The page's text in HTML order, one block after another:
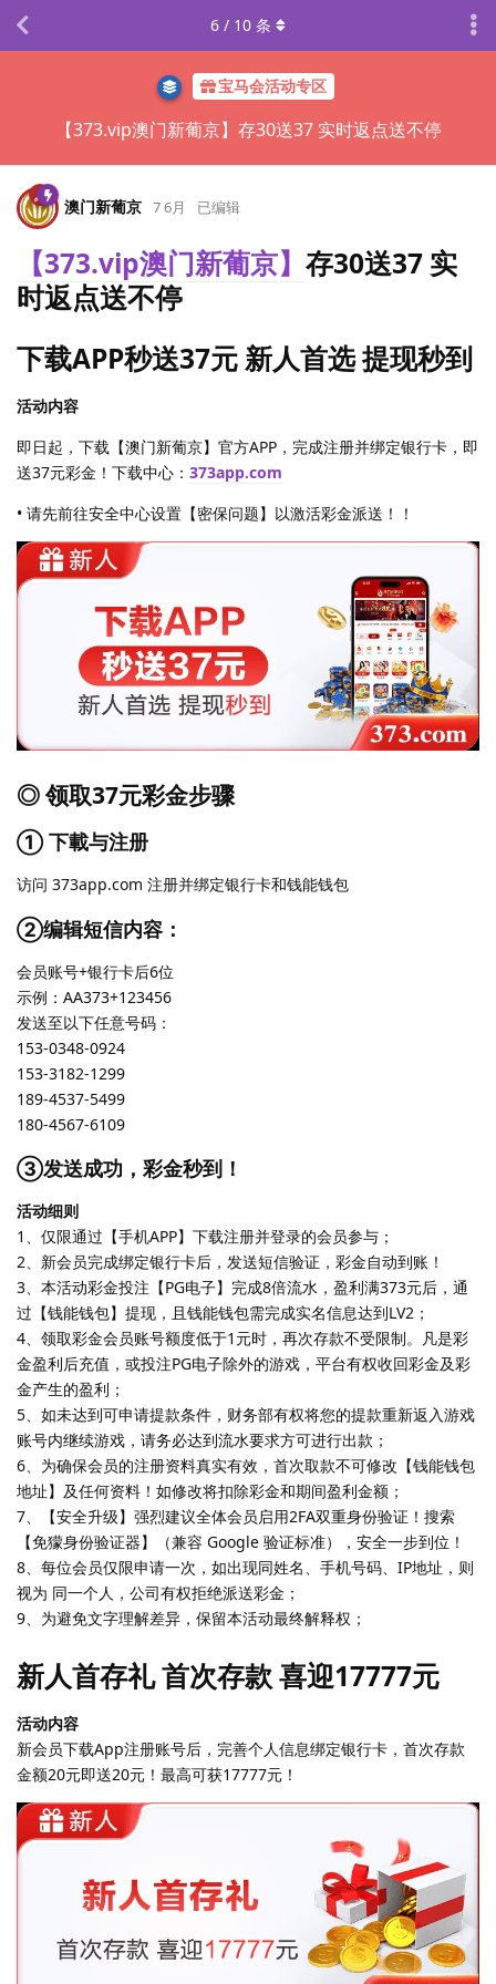
宝马会活动专区
【373.vip澳门新葡京】存30送37 实时返点送不停
6 / 10 条
澳门新葡京 7 6月 已编辑
【373.vip澳门新葡京】 存30送37 实
时返点送不停
下载APP秒送37元 新人首选 提现秒到
活动内容
即日起，下载【澳门新葡京】官方APP，完成注册并绑定银行卡，即
送37元彩金！下载中心： 373app.com
• 请先前往安全中心设置【密保问题】以激活彩金派送！！
◎ 领取37元彩金步骤
① 下載与注册
访问 373app.com 注册并绑定银行卡和钱能钱包
②编辑短信内容：
会员账号+银行卡后6位
示例：AA373+123456
发送至以下任意号码：
153-0348-0924
153-3182-1299
189-4537-5499
180-4567-6109
③发送成功，彩金秒到！
活动细则
1、仅限通过【手机APP】下载注册并登录的会员参与；
2、新会员完成绑定银行卡后，发送短信验证，彩金自动到账！
3、本活动彩金投注【PG电子】完成8倍流水，盈利满373元后，通
过【钱能钱包】提现，且钱能钱包需完成实名信息达到LV2；
4、领取彩金会员账号额度低于1元时，再次存款不受限制。凡是彩
金盈利后充值，或投注PG电子除外的游戏，平台有权收回彩金及彩
金产生的盈利；
5、如未达到可申请提款条件，财务部有权将您的提款重新返入游戏
账号内继续游戏，请务必达到流水要求方可进行出款；
6、为确保会员的注册资料真实有效，首次取款不可修改【钱能钱包
地址】及任何资料！如修改将扣除彩金和期间盈利金额；
7、【安全升级】强烈建议全体会员启用2FA双重身份验证！搜索
【免獴身份验证器】（兼容 Google 验证标准），安全一步到位！
8、每位会员仅限申请一次，如出现同姓名、手机号码、IP地址，则
视为 同一个人，公司有权拒绝派送彩金；
9、为避免文字理解差异，保留本活动最终解释权；
新人首存礼 首次存款 喜迎17777元
活动内容
新会员下载App注册账号后，完善个人信息绑定银行卡，首次存款
金额20元即送20元！最高可获17777元！